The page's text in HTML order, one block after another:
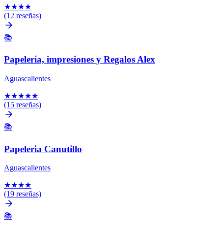
★★★★
(12 reseñas)
📚
Papelería, impresiones y Regalos Alex
Aguascalientes
★★★★★
(15 reseñas)
📚
Papeleria Canutillo
Aguascalientes
★★★★
(19 reseñas)
📚